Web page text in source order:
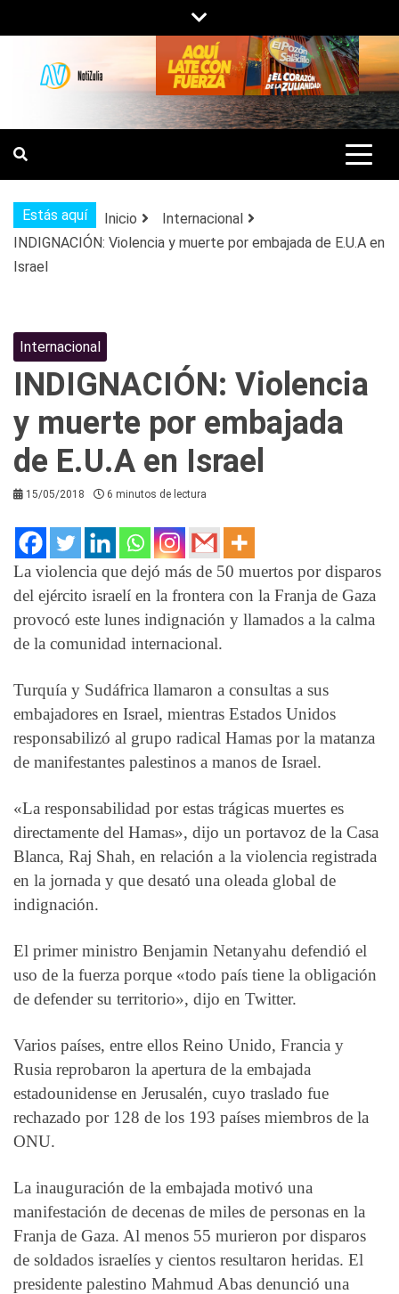
al
contenido
NOTIZULIA
NOTICIAS DEL ZULIA, VENEZUELA Y
DE INTERÉS GENERAL.
Estás aquí Inicio
Internacional
INDIGNACIÓN: Violencia y muerte por embajada de E.U.A en
Israel
Internacional
INDIGNACIÓN: Violencia
y muerte por embajada
de E.U.A en Israel
15/05/2018 6 minutos de lectura
La violencia que dejó más de 50 muertos por disparos
del ejército israelí en la frontera con la Franja de Gaza
provocó este lunes indignación y llamados a la calma
de la comunidad internacional.
Turquía y Sudáfrica llamaron a consultas a sus
embajadores en Israel, mientras Estados Unidos
responsabilizó al grupo radical Hamas por la matanza
de manifestantes palestinos a manos de Israel.
«La responsabilidad por estas trágicas muertes es
directamente del Hamas», dijo un portavoz de la Casa
Blanca, Raj Shah, en relación a la violencia registrada
en la jornada y que desató una oleada global de
indignación.
El primer ministro Benjamin Netanyahu defendió el
uso de la fuerza porque «todo país tiene la obligación
de defender su territorio», dijo en Twitter.
Varios países, entre ellos Reino Unido, Francia y
Rusia reprobaron la apertura de la embajada
estadounidense en Jerusalén, cuyo traslado fue
rechazado por 128 de los 193 países miembros de la
ONU.
La inauguración de la embajada motivó una
manifestación de decenas de miles de personas en la
Franja de Gaza. Al menos 55 murieron por disparos
de soldados israelíes y cientos resultaron heridas. El
presidente palestino Mahmud Abas denunció una